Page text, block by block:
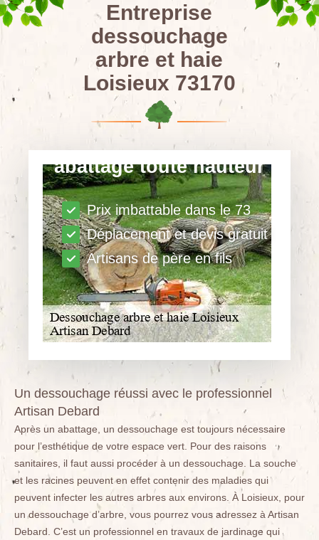
abattage toute hauteur
Prix imbattable dans le 73
Déplacement et devis gratuit
Artisans de père en fils
Entreprise
dessouchage
arbre et haie
Loisieux 73170
Un dessouchage réussi avec le professionnel
Artisan Debard
Après un abattage, un dessouchage est toujours nécessaire
pour l’esthétique de votre espace vert. Pour des raisons
sanitaires, il faut aussi procéder à un dessouchage. La souche
et les racines peuvent en effet contenir des maladies qui
peuvent infecter les autres arbres aux environs. À Loisieux, pour
un dessouchage d’arbre, vous pourrez vous adressez à Artisan
Debard. C’est un professionnel en travaux de jardinage qui